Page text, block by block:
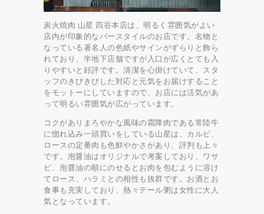
炭火焼肉 山星 四谷本店は、明るく雰囲気がよい
店内が印象的なバースタイルのお店です。名物と
なっている著名人の色紙やサインがずらりと飾ら
れており、半地下店舗ですが入口が広くとても入
りやすいと好評です。清潔を心掛けていて、スタ
ッフのきびきびした対応と元気をお届けすること
をモットーにしていますので、お店には活気があ
って明るい雰囲気が広がっています。
コクがありまろやかな風味の霜降肉である常陸牛
に惚れ込み一頭買いをしている山星は、カルビ、
ロースの定番肉も色鮮やかさがあり、評判も上々
です。泡醤油はオリジナルで考案しており、ワサ
ビ、泡醤油の順にのせるとお肉を包むように溶け
てロース、ハラミとの相性も抜群です。お酒とお
食事も充実しており、熱々テール粥は女性に大人
気となっています。